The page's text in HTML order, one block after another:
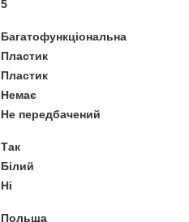
5
Багатофункціональна
Пластик
Пластик
Немає
Не передбачений
Так
Білий
Ні
Польща